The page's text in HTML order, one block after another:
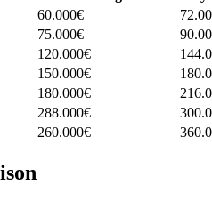
60.000€
75.000€
120.000€
150.000€
180.000€
288.000€
260.000€